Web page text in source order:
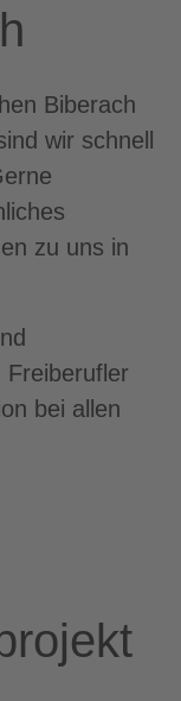
Biberach
wir schnell
zu uns in
Freiberufler
bei allen